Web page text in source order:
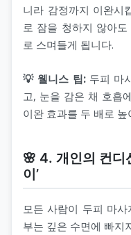
니라 감정까지 이완시
로 잠을 청하지 않아
로 스며들게 됩니다.
💡 웰니스 팁:두피 마
고, 눈을 감은 채 호흡
이완 효과를 두 배로 높
🌸 4. 개인의 컨디
이’
모든 사람이 두피 마
부는 깊은 수면에 빠지